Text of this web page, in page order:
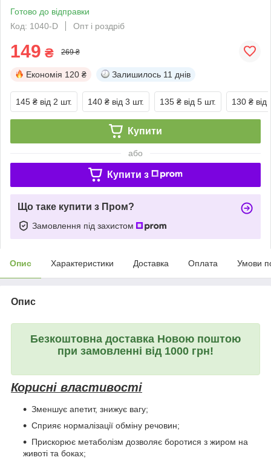
Готово до відправки
Код: 1040-D
Опт і роздріб
149 ₴ 269 ₴
Економія 120 ₴ Залишилось 11 днів
145 ₴ від 2 шт. 140 ₴ від 3 шт. 135 ₴ від 5 шт. 130 ₴ від
Купити
або
Купити з
Що таке купити з Пром?
Замовлення під захистом
Опис Характеристики Доставка Оплата Умови
Опис
Безкоштовна доставка Новою поштою
при замовленні від 1000 грн!
Корисні властивості
Зменшує апетит, знижує вагу;
Сприяє нормалізації обміну речовин;
Прискорює метаболізм дозволяє боротися з жиром на
животі та боках;